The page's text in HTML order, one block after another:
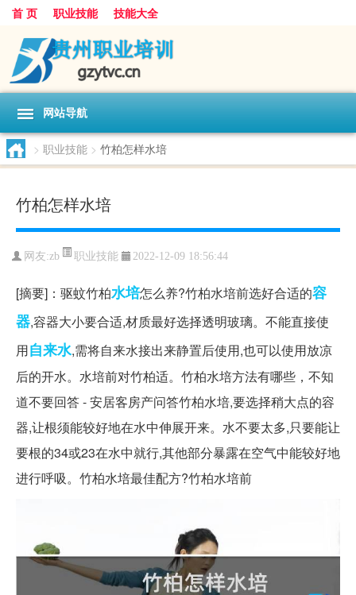
首 页 职业技能 技能大全
网站导航
> 职业技能 > 竹柏怎样水培
竹柏怎样水培
网友:zb 职业技能 2022-12-09 18:56:44
[摘要]：驱蚊竹柏水培怎么养?竹柏水培前选好合适的容
器,容器大小要合适,材质最好选择透明玻璃。不能直接使
用自来水,需将自来水接出来静置后使用,也可以使用放凉
后的开水。水培前对竹柏适。竹柏水培方法有哪些，不知
道不要回答 - 安居客房产问答竹柏水培,要选择稍大点的容
器,让根须能较好地在水中伸展开来。水不要太多,只要能让
要根的34或23在水中就行,其他部分暴露在空气中能较好地
进行呼吸。竹柏水培最佳配方?竹柏水培前